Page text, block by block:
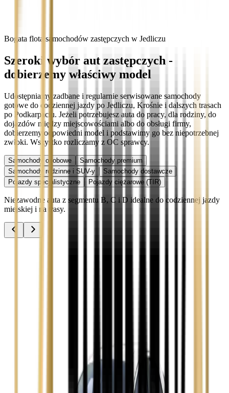
Bogata flota samochodów zastępczych w Jedliczu
Szeroki wybór aut zastępczych -
dobierzemy właściwy model
Udostępniamy zadbane i regularnie serwisowane samochody
gotowe do codziennej jazdy po Jedliczu, Krośnie i dalszych trasach
po Podkarpaciu. Jeżeli potrzebujesz auta do pracy, dla rodziny, do
dojazdów między miejscowościami albo do obsługi firmy,
dobierzemy odpowiedni model i podstawimy go bez niepotrzebnej
zwłoki. Wszystko rozliczamy z OC sprawcy.
Samochody osobowe
Samochody premium
Samochody rodzinne i SUV-y
Samochody dostawcze
Pojazdy specjalistyczne
Pojazdy ciężarowe (TIR)
Niezawodne auta z segmentu B, C i D idealne do codziennej jazdy
miejskiej i na trasy.